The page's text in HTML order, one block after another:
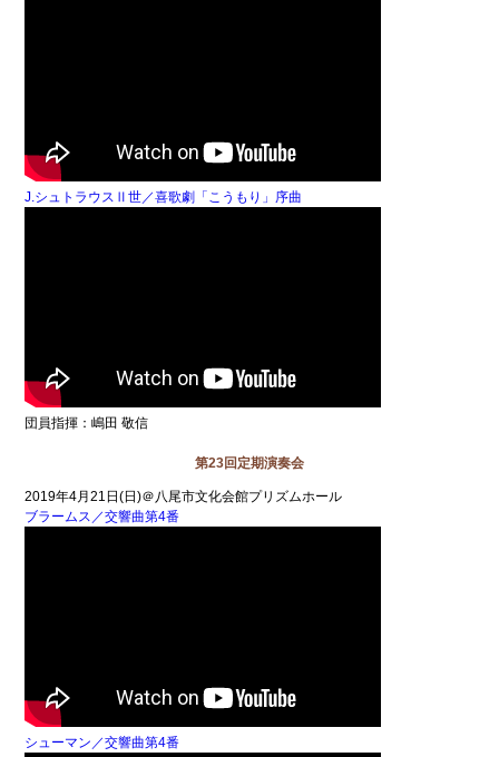
J.シュトラウスⅡ世／喜歌劇「こうもり」序曲
団員指揮：嶋田 敬信
第23回定期演奏会
2019年4月21日(日)＠八尾市文化会館プリズムホール
ブラームス／交響曲第4番
シューマン／交響曲第4番